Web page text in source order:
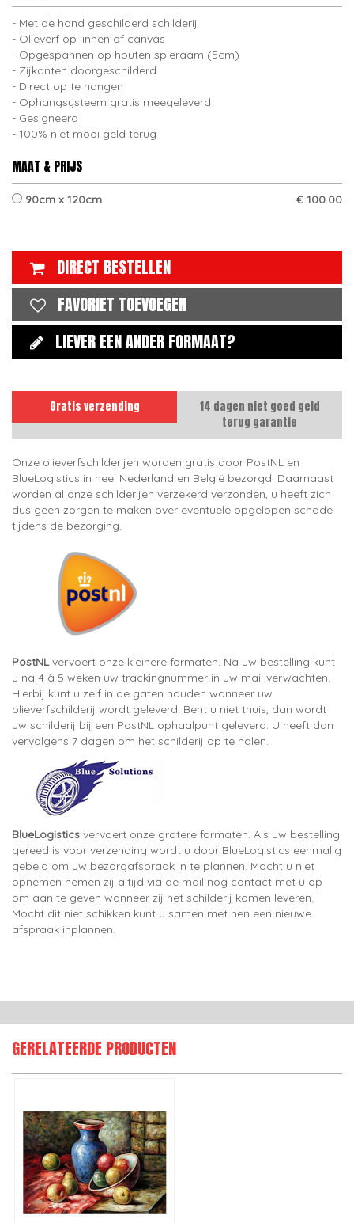
Met de hand geschilderd schilderij
Olieverf op linnen of canvas
Opgespannen op houten spieraam (5cm)
Zijkanten doorgeschilderd
Direct op te hangen
Ophangsysteem gratis meegeleverd
Gesigneerd
100% niet mooi geld terug
MAAT & PRIJS
90cm x 120cm € 100.00
DIRECT BESTELLEN
FAVORIET TOEVOEGEN
LIEVER EEN ANDER FORMAAT?
Gratis verzending
14 dagen niet goed geld
terug garantie
Onze olieverfschilderijen worden gratis door PostNL en
BlueLogistics in heel Nederland en België bezorgd. Daarnaast
worden al onze schilderijen verzekerd verzonden, u heeft zich
dus geen zorgen te maken over eventuele opgelopen schade
tijdens de bezorging.
PostNLvervoert onze kleinere formaten. Na uw bestelling kunt
u na 4 à 5 weken uw trackingnummer in uw mail verwachten.
Hierbij kunt u zelf in de gaten houden wanneer uw
olieverfschilderij wordt geleverd. Bent u niet thuis, dan wordt
uw schilderij bij een PostNL ophaalpunt geleverd. U heeft dan
vervolgens 7 dagen om het schilderij op te halen.
BlueLogistics vervoert onze grotere formaten. Als uw bestelling
gereed is voor verzending wordt u door BlueLogistics eenmalig
gebeld om uw bezorgafspraak in te plannen. Mocht u niet
opnemen nemen zij altijd via de mail nog contact met u op
om aan te geven wanneer zij het schilderij komen leveren.
Mocht dit niet schikken kunt u samen met hen een nieuwe
afspraak inplannen.
GERELATEERDE PRODUCTEN